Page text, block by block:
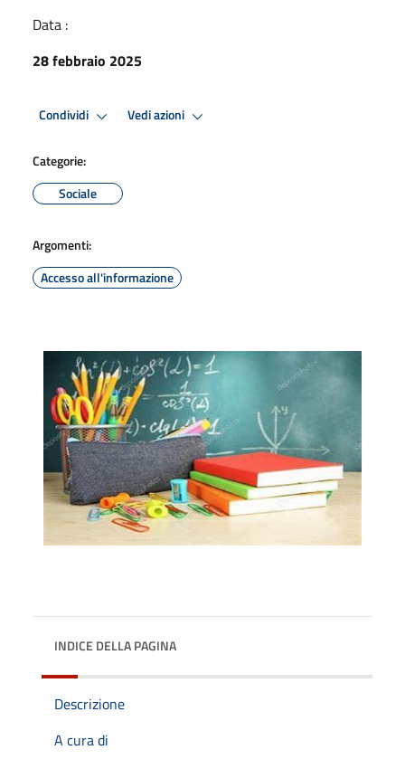
Data :
28 febbraio 2025
Condividi Vedi azioni
Categorie:
Sociale
Argomenti:
Accesso all'informazione
INDICE DELLA PAGINA
Descrizione
A cura di